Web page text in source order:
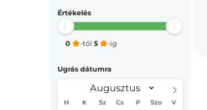
Értékelés
0 -tól 5 -ig
Ugrás dátumra
H K Sz Cs P Szo V